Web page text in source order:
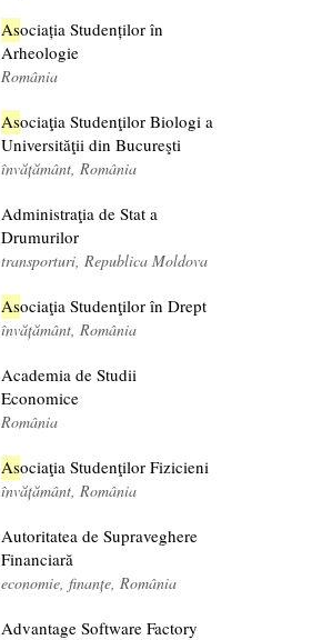
Asociația Studenților în
Arheologie
România
Asociaţia Studenţilor Biologi a
Universităţii din Bucureşti
învățământ, România
Administraţia de Stat a
Drumurilor
transporturi, Republica Moldova
Asociaţia Studenţilor în Drept
învățământ, România
Academia de Studii
Economice
România
Asociaţia Studenţilor Fizicieni
învățământ, România
Autoritatea de Supraveghere
Financiară
economie, finanțe, România
Advantage Software Factory